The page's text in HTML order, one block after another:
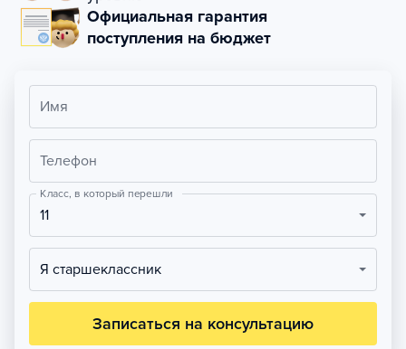
Официальная гарантия
поступления на бюджет
Имя
Телефон
Класс, в который перешли
11
Я старшеклассник
Записаться на консультацию